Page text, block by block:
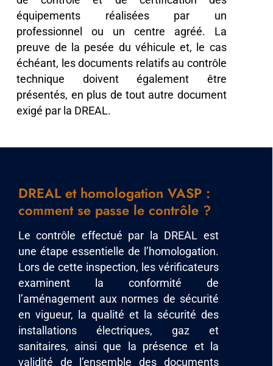
équipements réalisées par un
professionnel ou un centre agréé. La
preuve de la pesée du véhicule et, le cas
échéant, les documents relatifs au contrôle
technique doivent également être
présentés, en plus de tout autre document
exigé par la DREAL.
DREAL et homologation VASP :
comment se passe le contrôle ?
Le contrôle effectué par la DREAL est
une étape essentielle de l’homologation.
Lors de cette inspection, les vérificateurs
examinent la conformité de
l’aménagement aux normes de sécurité
en vigueur, la qualité et la sécurité des
installations électriques, gaz et
sanitaires, ainsi que la présence et la
validité de l’ensemble des documents